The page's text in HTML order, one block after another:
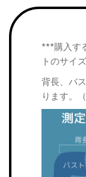
***購入す
トのサイ
背長、バ
ります。